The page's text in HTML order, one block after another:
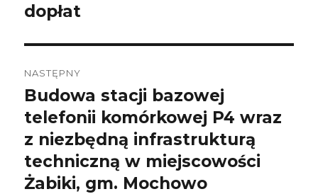
dopłat
NASTĘPNY
Następny
wpis:
Budowa stacji bazowej
telefonii komórkowej P4 wraz
z niezbędną infrastrukturą
techniczną w miejscowości
Żabiki, gm. Mochowo